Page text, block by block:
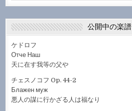
公開中の楽譜
ケドロフ
Отче Наш
天に在す我等の父や
チェスノコフ Op. 44-2
Блажен муж
悪人の謀に行かざる人は福なり